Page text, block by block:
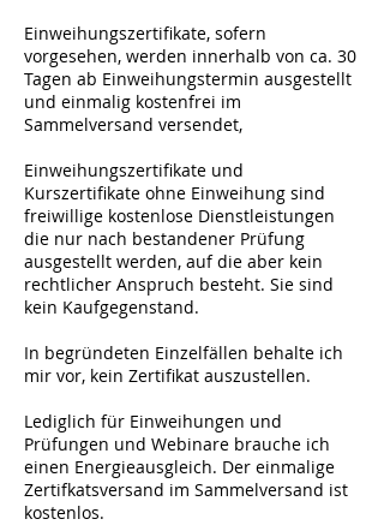
Einweihungszertifikate, sofern
vorgesehen, werden innerhalb von ca. 30
Tagen ab Einweihungstermin ausgestellt
und einmalig kostenfrei im
Sammelversand versendet,
Einweihungszertifikate und
Kurszertifikate ohne Einweihung sind
freiwillige kostenlose Dienstleistungen
die nur nach bestandener Prüfung
ausgestellt werden, auf die aber kein
rechtlicher Anspruch besteht. Sie sind
kein Kaufgegenstand.
In begründeten Einzelfällen behalte ich
mir vor, kein Zertifikat auszustellen.
Lediglich für Einweihungen und
Prüfungen und Webinare brauche ich
einen Energieausgleich. Der einmalige
Zertifkatsversand im Sammelversand ist
kostenlos.